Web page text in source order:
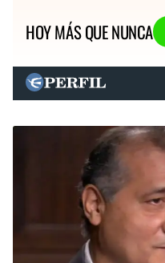
HOY MÁS QUE NUNCA